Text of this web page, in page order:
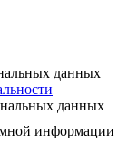
данных
данных
информации